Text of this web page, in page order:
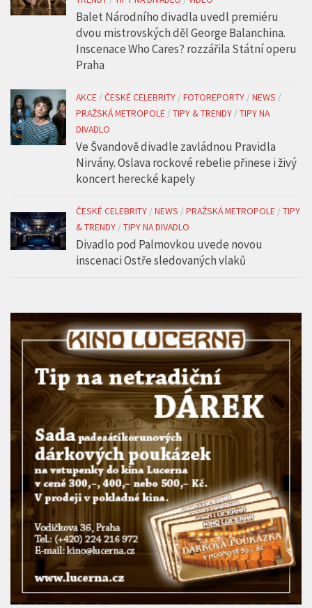
Balet Národního divadla uvedl premiéru
dvou mistrovských děl George Balanchina.
Inscenace Who Cares? rozzářila Státní operu
Praha
AKCE /ČESKÉ CELEBRITY /FOTOREPORTY /NEWS /
PRAŽSKÁ METROPOLE /TIPY & TRENDY /TIPY NA
DIVADLO
Ve Švandově divadle zavládnou Pravidla
Nirvány. Oslava rockové rebelie přinese i živý
koncert herecké kapely
ČESKÉ CELEBRITY /NEWS /PRAŽSKÁ METROPOLE /TIPY
& TRENDY /TIPY NA DIVADLO
Divadlo pod Palmovkou uvede novou
inscenaci Ostře sledovaných vlaků